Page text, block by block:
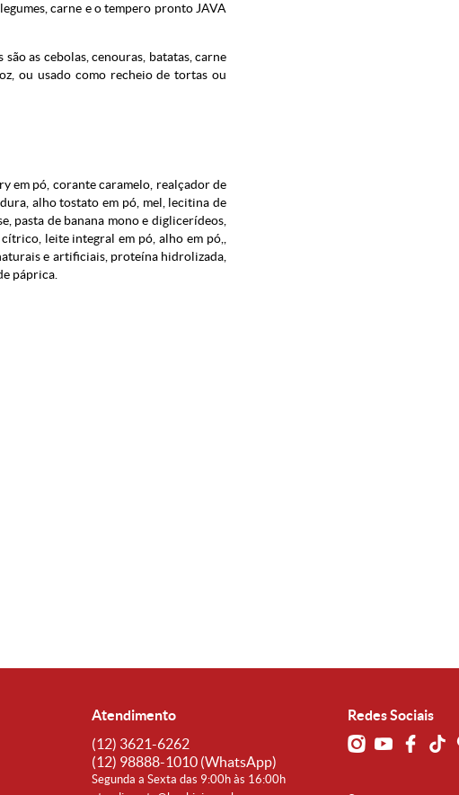
carne e o tempero pronto JAVA
as cebolas, cenouras, batatas, carne
ou usado como recheio de tortas ou
em pó, corante caramelo, realçador de
alho tostato em pó, mel, lecitina de
pasta de banana mono e diglicerídeos,
leite integral em pó, alho em pó,,
e artificiais, proteína hidrolizada,
páprica.
Atendimento
(12) 3621-6262
(12) 98888-1010 (WhatsApp)
Segunda a Sexta das 9:00h às 16:00h
Redes Sociais